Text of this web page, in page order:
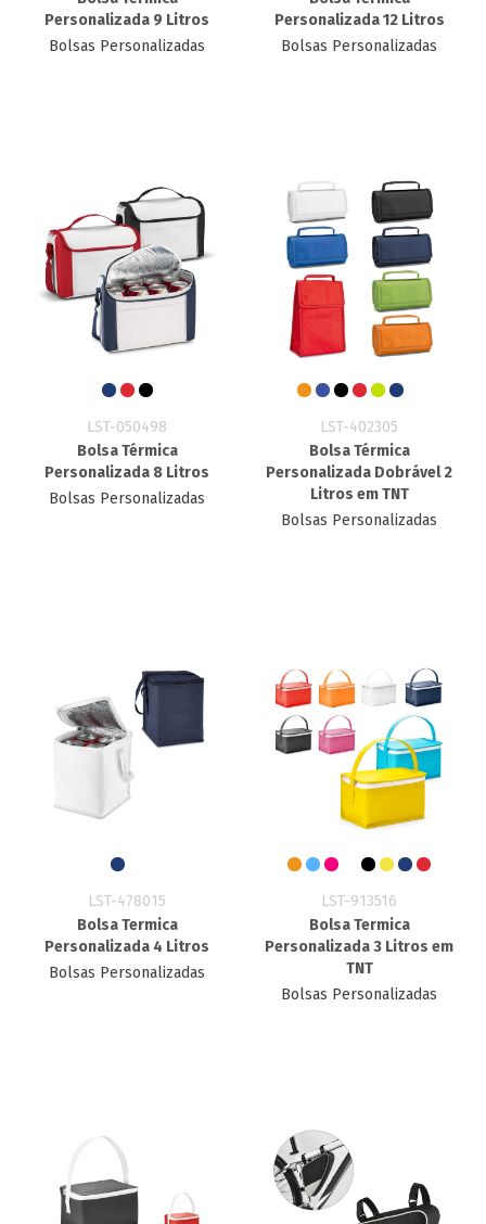
Personalizada 9 Litros
Bolsas Personalizadas
Personalizada 12 Litros
Bolsas Personalizadas
LST-050498
Bolsa Térmica
Personalizada 8 Litros
Bolsas Personalizadas
LST-402305
Bolsa Térmica
Personalizada Dobrável 2
Litros em TNT
Bolsas Personalizadas
LST-478015
Bolsa Termica
Personalizada 4 Litros
Bolsas Personalizadas
LST-913516
Bolsa Termica
Personalizada 3 Litros em
TNT
Bolsas Personalizadas